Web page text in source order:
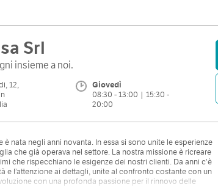
Srl
insieme a noi.
12,
Giovedì
08:30 - 13:00 | 15:30 -
20:00
è nata negli anni novanta. In essa si sono unite le esperienze
che già operava nel settore. La nostra missione è ricreare
che rispecchiano le esigenze dei nostri clienti. Da anni c’è
e l’attenzione ai dettagli, unite al confronto costante con un
con una profonda passione per il rinnovo delle